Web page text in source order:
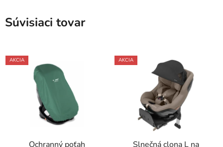
Súvisiaci tovar
AKCIA
Ochranný poťah
AKCIA
Slnečná clona L na